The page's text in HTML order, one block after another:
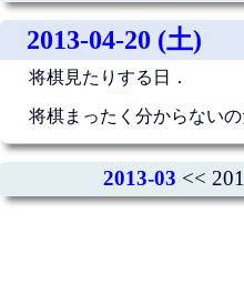
2013-04-20 (土)
将棋見たりする日．
将棋まったく分からない
2013-03 <<